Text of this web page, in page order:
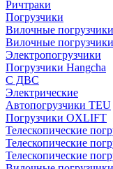
Ричтраки
Погрузчики
Вилочные
Вилочные
Электропогрузчики
Погрузчики Hangcha
С ДВС
Электрические
Автопогрузчики TEU
Погрузчики OXLIFT
Телескопические
Телескопические
Телескопические